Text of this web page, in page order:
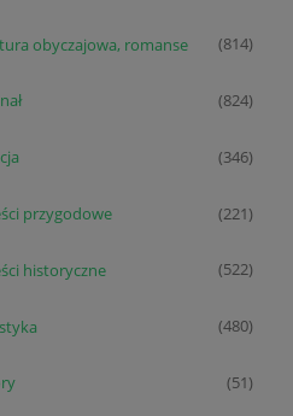
obyczajowa, romanse (814)
(824)
(346)
przygodowe (221)
historyczne (522)
(480)
(51)